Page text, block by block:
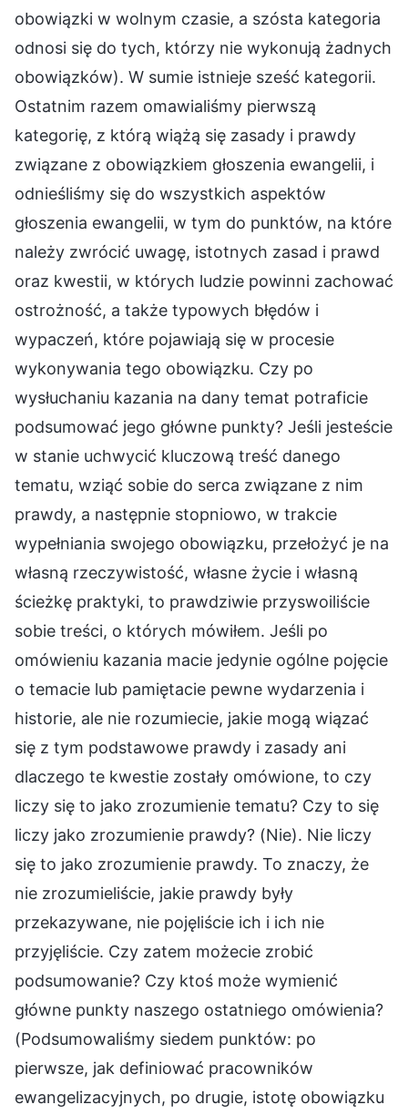
obowiązki w wolnym czasie, a szósta kategoria
odnosi się do tych, którzy nie wykonują żadnych
obowiązków). W sumie istnieje sześć kategorii.
Ostatnim razem omawialiśmy pierwszą
kategorię, z którą wiążą się zasady i prawdy
związane z obowiązkiem głoszenia ewangelii, i
odnieśliśmy się do wszystkich aspektów
głoszenia ewangelii, w tym do punktów, na które
należy zwrócić uwagę, istotnych zasad i prawd
oraz kwestii, w których ludzie powinni zachować
ostrożność, a także typowych błędów i
wypaczeń, które pojawiają się w procesie
wykonywania tego obowiązku. Czy po
wysłuchaniu kazania na dany temat potraficie
podsumować jego główne punkty? Jeśli jesteście
w stanie uchwycić kluczową treść danego
tematu, wziąć sobie do serca związane z nim
prawdy, a następnie stopniowo, w trakcie
wypełniania swojego obowiązku, przełożyć je na
własną rzeczywistość, własne życie i własną
ścieżkę praktyki, to prawdziwie przyswoiliście
sobie treści, o których mówiłem. Jeśli po
omówieniu kazania macie jedynie ogólne pojęcie
o temacie lub pamiętacie pewne wydarzenia i
historie, ale nie rozumiecie, jakie mogą wiązać
się z tym podstawowe prawdy i zasady ani
dlaczego te kwestie zostały omówione, to czy
liczy się to jako zrozumienie tematu? Czy to się
liczy jako zrozumienie prawdy? (Nie). Nie liczy
się to jako zrozumienie prawdy. To znaczy, że
nie zrozumieliście, jakie prawdy były
przekazywane, nie pojęliście ich i ich nie
przyjęliście. Czy zatem możecie zrobić
podsumowanie? Czy ktoś może wymienić
główne punkty naszego ostatniego omówienia?
(Podsumowaliśmy siedem punktów: po
pierwsze, jak definiować pracowników
ewangelizacyjnych, po drugie, istotę obowiązku